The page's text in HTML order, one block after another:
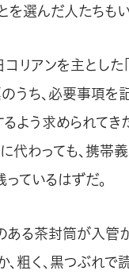
を選んだ人たちもい
アンを主とした「
うち、必要事項
よう求められて
わっても、携帯
ているはずだ。
る茶封筒が入管
粗く、黒つぶれで